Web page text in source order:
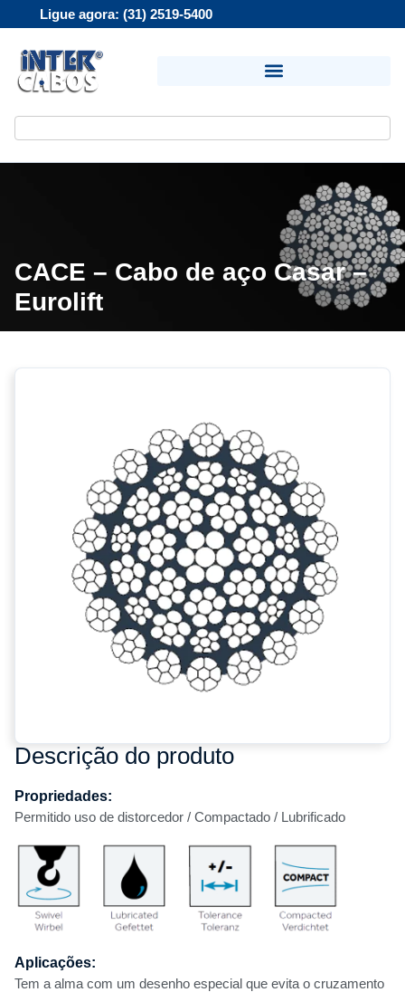
Ligue agora: (31) 2519-5400
CACE – Cabo de aço Casar –
Eurolift
Descrição do produto
Propriedades:
Permitido uso de distorcedor / Compactado / Lubrificado
Aplicações:
Tem a alma com um desenho especial que evita o cruzamento